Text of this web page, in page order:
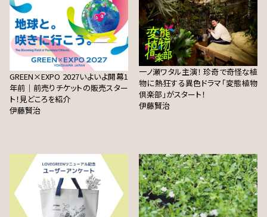
GREEN×EXPO 2027いよいよ開幕1
年前｜前売りチケットの販売スター
ト！見どころを紹介
伊藤賢治
一ノ瀬ワタル主演！ 珍奇で奇怪な植
物に熱狂する異色ドラマ「変態植物
倶楽部」がスタート！
伊藤賢治